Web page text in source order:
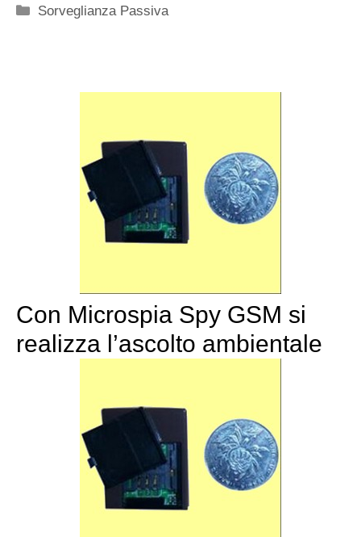
Categorie
Sorveglianza Passiva
Con Microspia Spy GSM si
realizza l’ascolto ambientale